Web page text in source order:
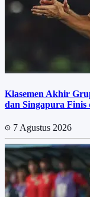
Klasemen Akhir
dan Singapura Finis
7 Agustus 2026